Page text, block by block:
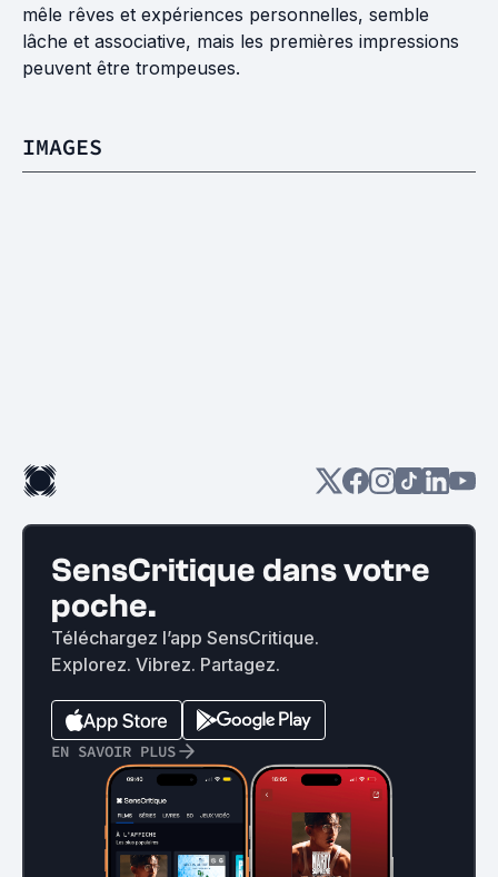
mêle rêves et expériences personnelles, semble
lâche et associative, mais les premières impressions
peuvent être trompeuses.
IMAGES
SensCritique dans votre
poche.
Téléchargez l’app SensCritique.
Explorez. Vibrez. Partagez.
EN SAVOIR PLUS